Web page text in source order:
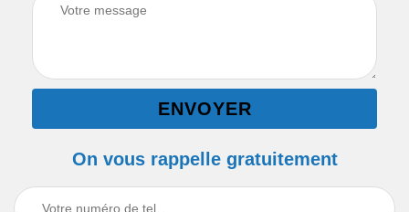
On vous rappelle gratuitement